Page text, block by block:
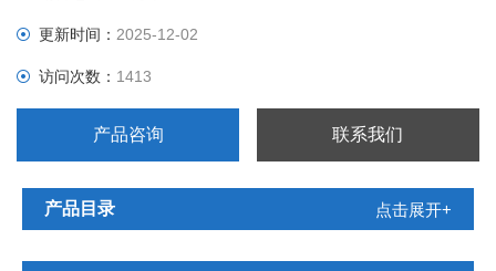
更新时间：2025-12-02
访问次数： 1413
产品咨询 联系我们
产品目录 点击展开+